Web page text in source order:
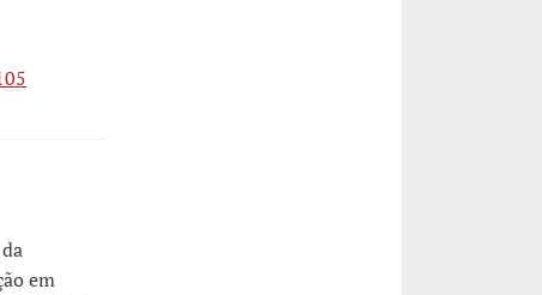
em